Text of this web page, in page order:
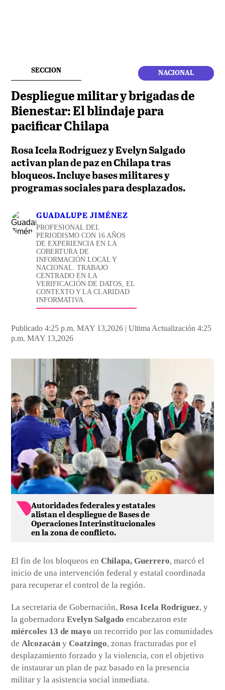
SECCION NACIONAL
Despliegue militar y brigadas de
Bienestar: El blindaje para
pacificar Chilapa
Rosa Icela Rodríguez y Evelyn Salgado
activan plan de paz en Chilapa tras
bloqueos. Incluye bases militares y
programas sociales para desplazados.
GUADALUPE JIMÉNEZ
PROFESIONAL DEL
PERIODISMO CON 16 AÑOS
DE EXPERIENCIA EN LA
COBERTURA DE
INFORMACIÓN LOCAL Y
NACIONAL. TRABAJO
CENTRADO EN LA
VERIFICACIÓN DE DATOS, EL
CONTEXTO Y LA CLARIDAD
INFORMATIVA.
Publicado 4:25 p.m. MAY 13,2026 | Ultima Actualización 4:25
p.m. MAY 13,2026
Autoridades federales y estatales
alistan el despliegue de Bases de
Operaciones Interinstitucionales
en la zona de conflicto.
El fin de los bloqueos enChilapa, Guerrero, marcó el
inicio de una intervención federal y estatal coordinada
para recuperar el control de la región.
La secretaria de Gobernación,Rosa Icela Rodríguez, y
la gobernadoraEvelyn Salgado encabezaron este
miércoles 13 de mayo un recorrido por las comunidades
deAlcozacán yCoatzingo, zonas fracturadas por el
desplazamiento forzado y la violencia, con el objetivo
de instaurar un plan de paz basado en la presencia
militar y la asistencia social inmediata.